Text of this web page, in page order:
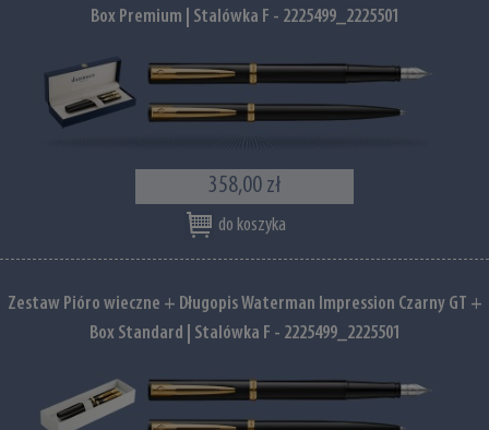
Box Premium | Stalówka F - 2225499_2225501
358,00 zł
do koszyka
Zestaw Pióro wieczne + Długopis Waterman Impression Czarny GT +
Box Standard | Stalówka F - 2225499_2225501